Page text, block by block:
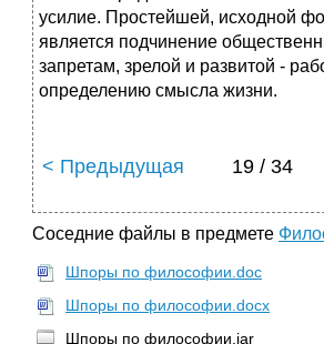
усилие. Простейшей, исходной
является подчинение
запретам, зрелой и развитой -
определению смысла жизни.
< Предыдущая 19 / 34
Соседние файлы в предмете
Шпоры по философии.doc
Шпоры по философии.docx
Шпоры по философии.jar